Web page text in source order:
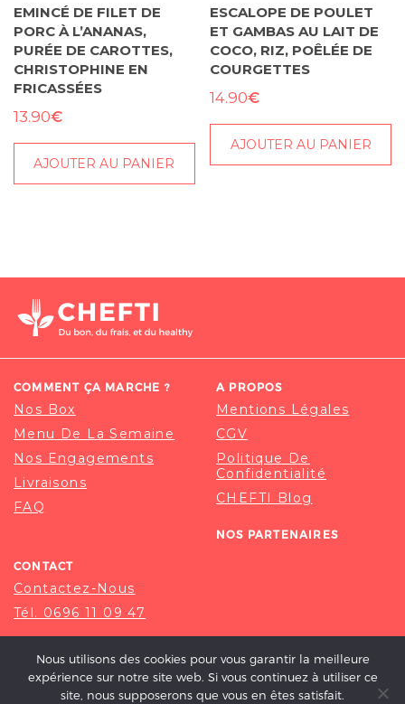
sur
la
page
du
produit
EMINCÉ DE FILET DE
PORC À L’ANANAS,
PURÉE DE CAROTTES,
CHRISTOPHINE EN
FRICASSÉES
13.90€
AJOUTER AU PANIER
ESCALOPE DE POULET
ET GAMBAS AU LAIT DE
COCO, RIZ, POÊLÉE DE
COURGETTES
14.90€
AJOUTER AU PANIER
COMMENT ÇA MARCHE ?
Nos Box
Menu De La Semaine
Nos Engagements
Livraisons
FAQ
A PROPOS
Mentions Légales
CGV
Politique De
Confidentialité
CHEFTI Blog
NOS PARTENAIRES
CONTACT
Contactez-Nous
Tél. 0696 11 09 47
Nous utilisons des cookies pour vous garantir la meilleure
expérience sur notre site web. Si vous continuez à utiliser ce
site, nous supposerons que vous en êtes satisfait.